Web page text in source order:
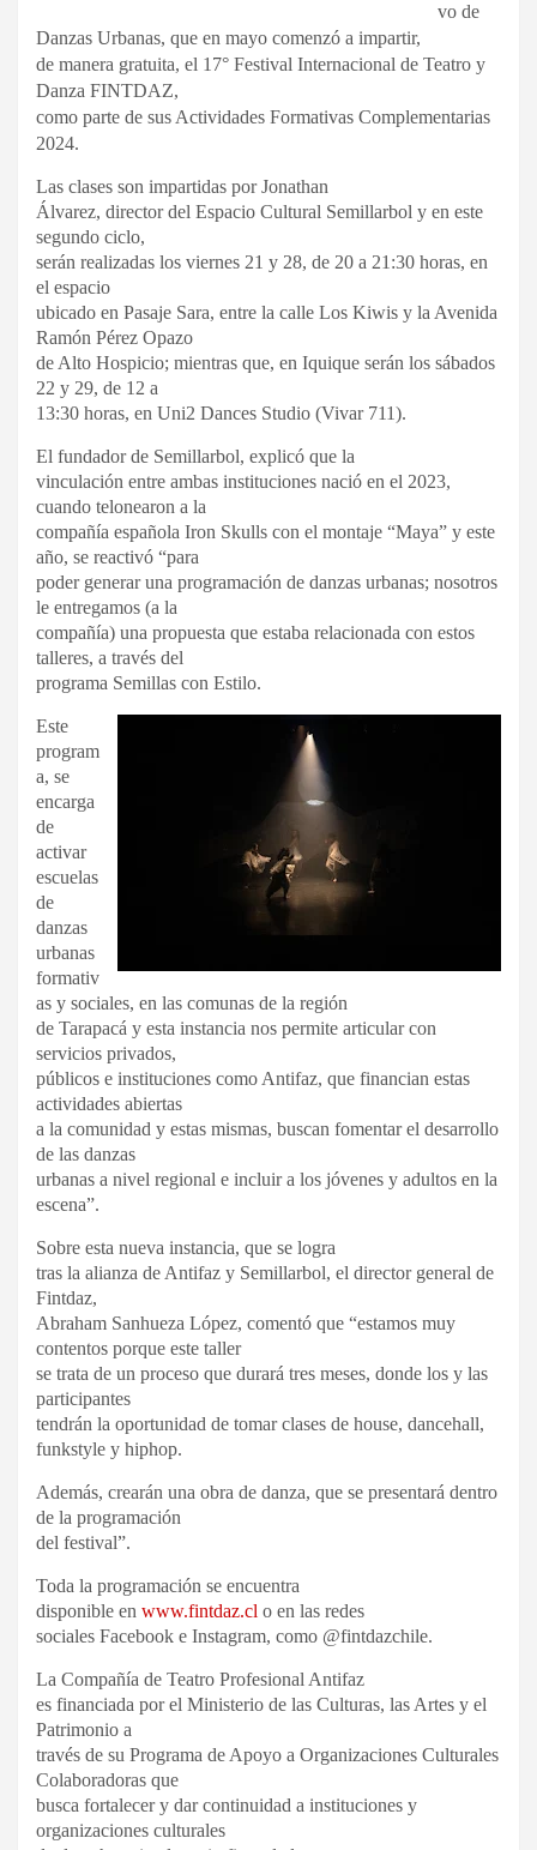
vo de
Danzas Urbanas, que en mayo comenzó a impartir,
de manera gratuita, el 17° Festival Internacional de Teatro y
Danza FINTDAZ,
como parte de sus Actividades Formativas Complementarias
2024.
Las clases son impartidas por Jonathan
Álvarez, director del Espacio Cultural Semillarbol y en este
segundo ciclo,
serán realizadas los viernes 21 y 28, de 20 a 21:30 horas, en
el espacio
ubicado en Pasaje Sara, entre la calle Los Kiwis y la Avenida
Ramón Pérez Opazo
de Alto Hospicio; mientras que, en Iquique serán los sábados
22 y 29, de 12 a
13:30 horas, en Uni2 Dances Studio (Vivar 711).
El fundador de Semillarbol, explicó que la
vinculación entre ambas instituciones nació en el 2023,
cuando telonearon a la
compañía española Iron Skulls con el montaje “Maya” y este
año, se reactivó “para
poder generar una programación de danzas urbanas; nosotros
le entregamos (a la
compañía) una propuesta que estaba relacionada con estos
talleres, a través del
programa Semillas con Estilo.
Este
program
a, se
encarga
de
activar
escuelas
de
danzas
urbanas
formativ
as y sociales, en las comunas de la región
de Tarapacá y esta instancia nos permite articular con
servicios privados,
públicos e instituciones como Antifaz, que financian estas
actividades abiertas
a la comunidad y estas mismas, buscan fomentar el desarrollo
de las danzas
urbanas a nivel regional e incluir a los jóvenes y adultos en la
escena”.
Sobre esta nueva instancia, que se logra
tras la alianza de Antifaz y Semillarbol, el director general de
Fintdaz,
Abraham Sanhueza López, comentó que “estamos muy
contentos porque este taller
se trata de un proceso que durará tres meses, donde los y las
participantes
tendrán la oportunidad de tomar clases de house, dancehall,
funkstyle y hiphop.
Además, crearán una obra de danza, que se presentará dentro
de la programación
del festival”.
Toda la programación se encuentra
disponible en www.fintdaz.cl o en las redes
sociales Facebook e Instagram, como @fintdazchile.
La Compañía de Teatro Profesional Antifaz
es financiada por el Ministerio de las Culturas, las Artes y el
Patrimonio a
través de su Programa de Apoyo a Organizaciones Culturales
Colaboradoras que
busca fortalecer y dar continuidad a instituciones y
organizaciones culturales